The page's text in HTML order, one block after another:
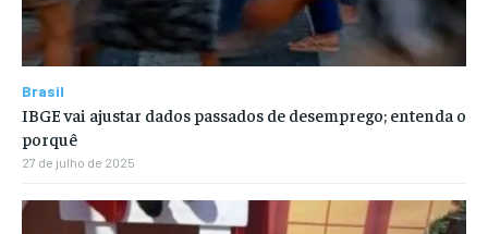
Brasil
IBGE vai ajustar dados passados de desemprego; entenda o
porquê
27 de julho de 2025